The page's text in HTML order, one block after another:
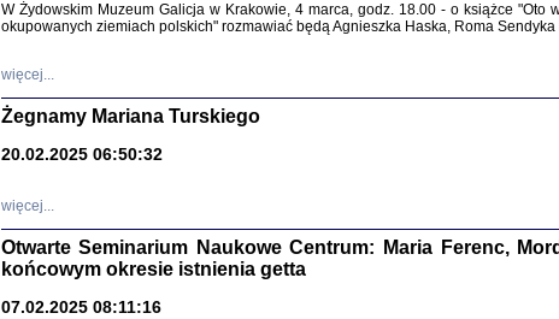
W Żydowskim Muzeum Galicja w Krakowie, 4 marca, godz. 18.00 - o książce "Oto
okupowanych ziemiach polskich" rozmawiać będą Agnieszka Haska, Roma Sendyka
więcej...
Żegnamy Mariana Turskiego
20.02.2025 06:50:32
więcej...
Otwarte Seminarium Naukowe Centrum: Maria Ferenc,
końcowym okresie istnienia getta
07.02.2025 08:11:16